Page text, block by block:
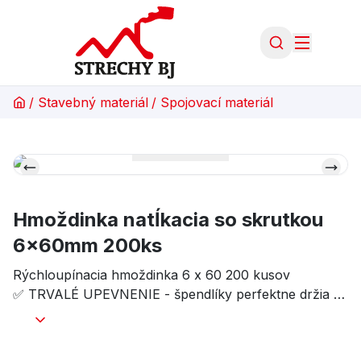
/ Stavebný materiál / Spojovací materiál
Hmoždinka natĺkacia so skrutkou
6x60mm 200ks
Rýchloupínacia hmoždinka 6 x 60 200 kusov
✅ TRVALÉ UPEVNENIE - špendlíky perfektne držia v
materiáli. ✅ ŽIADNE ÚSILY - kolíky dokonale